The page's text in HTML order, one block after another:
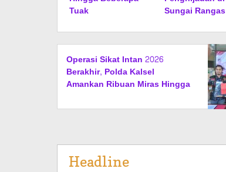
Tuak
Sungai Rangas
Operasi Sikat Intan 2026
Berakhir, Polda Kalsel
Amankan Ribuan Miras Hingga
Headline